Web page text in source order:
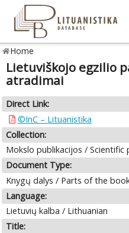
Home
Lietuviškojo egzilio
atradimai
Direct Link:
©InC – Lituanistika
Collection:
Mokslo publikacijos / Scientific
Document Type:
Knygų dalys / Parts of the
Language:
Lietuvių kalba / Lithuanian
Title: